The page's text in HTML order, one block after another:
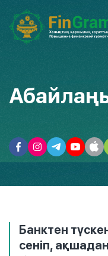
Банктен
сеніп,